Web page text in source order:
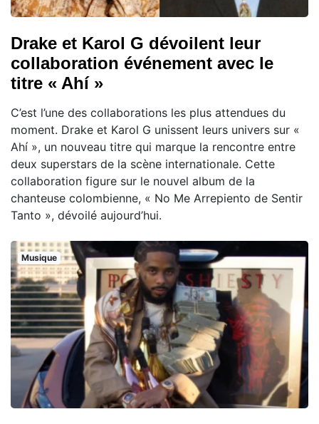
Drake et Karol G dévoilent leur
collaboration événement avec le
titre « Ahí »
C’est l’une des collaborations les plus attendues du
moment. Drake et Karol G unissent leurs univers sur «
Ahí », un nouveau titre qui marque la rencontre entre
deux superstars de la scène internationale. Cette
collaboration figure sur le nouvel album de la
chanteuse colombienne, « No Me Arrepiento de Sentir
Tanto », dévoilé aujourd’hui.
Musique